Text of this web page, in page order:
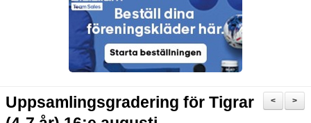
>
<
Uppsamlingsgradering för Tigrar